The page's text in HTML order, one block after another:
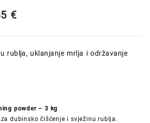
€Trenutna
je:
rublja, uklanjanje mrlja i održavanje
powder – 3 kg
dubinsko čišćenje i svježinu rublja.